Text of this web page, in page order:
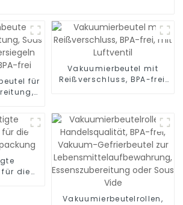
für
Vakuumierbeutel mit
Reißverschluss, BPA-frei,
die
Vakuumierbeutelrollen,